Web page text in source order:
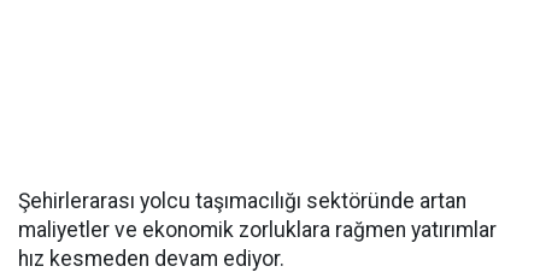
Şehirlerarası yolcu taşımacılığı sektöründe artan
maliyetler ve ekonomik zorluklara rağmen yatırımlar
hız kesmeden devam ediyor.